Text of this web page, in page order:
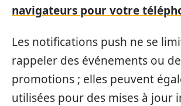
navigateurs pour votre
Les notifications push ne se
rappeler des événements ou
promotions ; elles peuvent
utilisées pour des mises à jour